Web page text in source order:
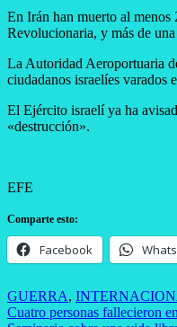
En Irán han muerto al menos
Revolucionaria, y más de
La Autoridad Aeroportuaria
ciudadanos israelíes varados
El Ejército israelí ya ha
«destrucción».
EFE
Comparte esto:
Facebook
GUERRA,
Navegación
Cuatro personas fallecieron